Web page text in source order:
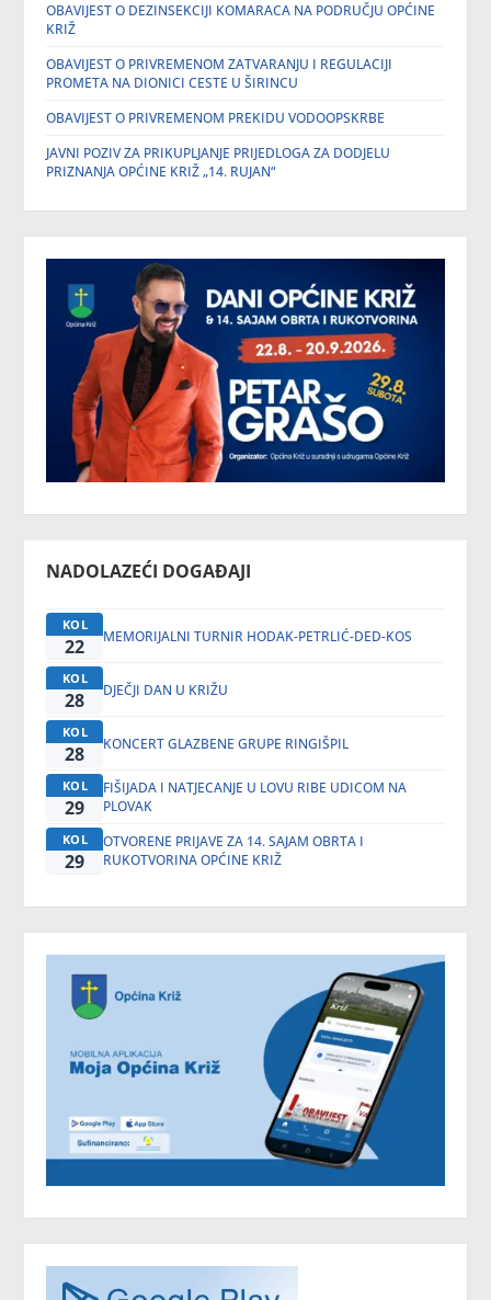
OBAVIJEST O DEZINSEKCIJI KOMARACA NA PODRUČJU OPĆINE
KRIŽ
OBAVIJEST O PRIVREMENOM ZATVARANJU I REGULACIJI
PROMETA NA DIONICI CESTE U ŠIRINCU
OBAVIJEST O PRIVREMENOM PREKIDU VODOOPSKRBE
JAVNI POZIV ZA PRIKUPLJANJE PRIJEDLOGA ZA DODJELU
PRIZNANJA OPĆINE KRIŽ „14. RUJAN“
NADOLAZEĆI DOGAĐAJI
KOL
22 MEMORIJALNI TURNIR HODAK-PETRLIĆ-DED-KOS
KOL
28 DJEČJI DAN U KRIŽU
KOL
28 KONCERT GLAZBENE GRUPE RINGIŠPIL
KOL
29
FIŠIJADA I NATJECANJE U LOVU RIBE UDICOM NA
PLOVAK
KOL
29
OTVORENE PRIJAVE ZA 14. SAJAM OBRTA I
RUKOTVORINA OPĆINE KRIŽ